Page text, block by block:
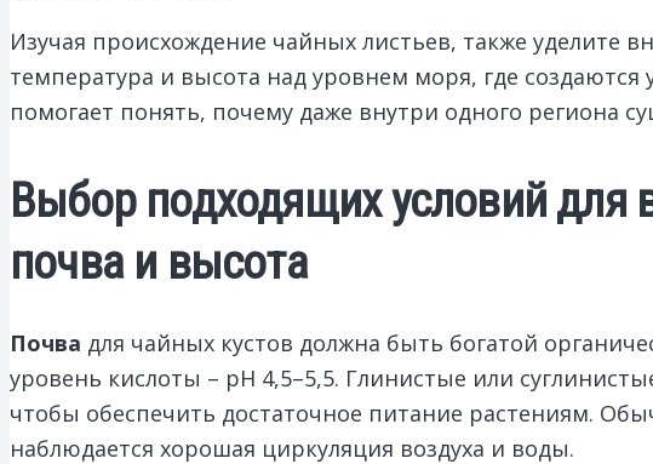
Изучая происхождение чайных листьев, также уделите
температура и высота над уровнем моря, где
помогает понять, почему даже внутри одного региона
Выбор подходящих условий для
почва и высота
Почва для чайных кустов должна быть богатой
уровень кислоты – pH 4,5–5,5. Глинистые или
чтобы обеспечить достаточное питание растениям.
наблюдается хорошая циркуляция воздуха и воды.